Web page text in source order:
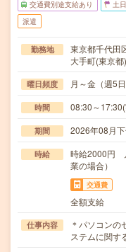
交通費別途支給あり 土
派遣
勤務地
東京都千代田
大手町(東京
曜日頻度 月～金（週5
時間 08:30～
期間 2026年08月
時給
時給2000円
業の場合）
交通費
全額支給
仕事内容
＊パソコンの
ステムに関